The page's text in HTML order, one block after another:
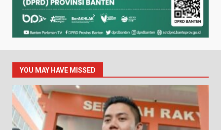
YOU MAY HAVE MISSED